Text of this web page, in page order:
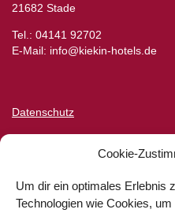
Cookie-
Um dir ein optimales Erlebnis
Technologien wie Cookies,
21682 Stade
Tel.: 04141 92702
E-Mail: info@kiekin-hotels.de
Datenschutz